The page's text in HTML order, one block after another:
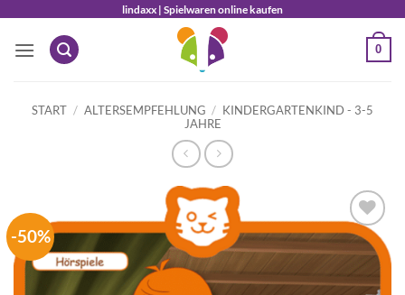
springen
lindaxx | Spielwaren online kaufen
0
START / ALTERSEMPFEHLUNG / KINDERGARTENKIND - 3-5
JAHRE
-50%
Auf die
Wunschliste